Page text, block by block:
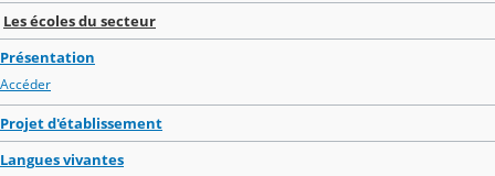
Les écoles du secteur
Présentation
Accéder
Projet d'établissement
Langues vivantes